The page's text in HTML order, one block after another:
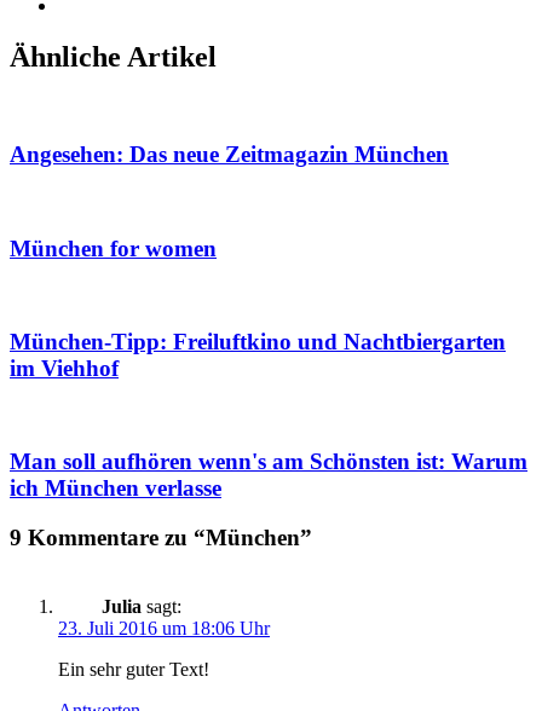
Ähnliche Artikel
Angesehen: Das neue Zeitmagazin München
München for women
München-Tipp: Freiluftkino und Nachtbiergarten
im Viehhof
Man soll aufhören wenn's am Schönsten ist: Warum
ich München verlasse
9 Kommentare zu “München”
Julia sagt:
23. Juli 2016 um 18:06 Uhr
Ein sehr guter Text!